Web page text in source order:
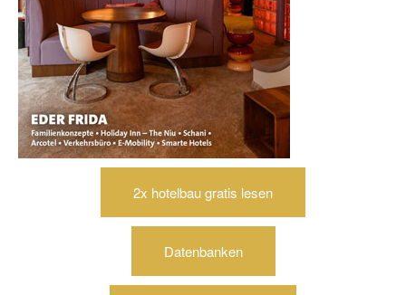
2x hotelbau gratis lesen
Datenbanken